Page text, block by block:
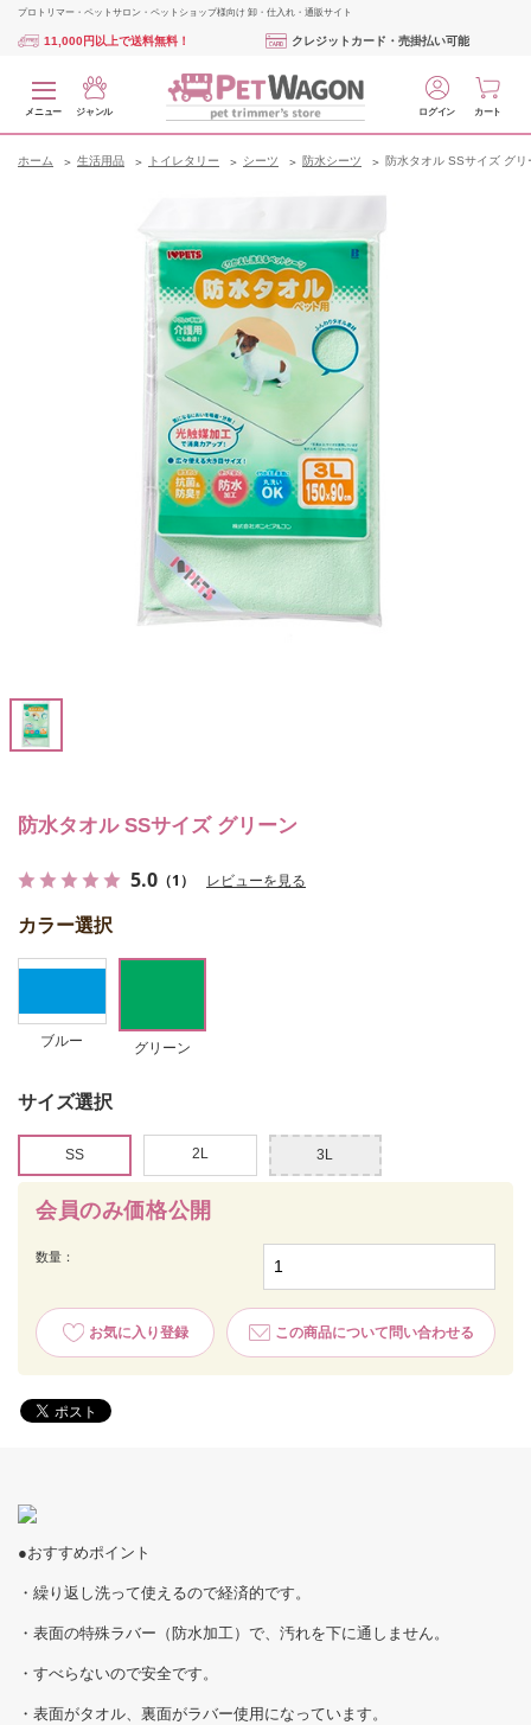
プロトリマー・ペットサロン・ペットショップ様向け 卸・仕入れ・通販サイト
11,000円以上で送料無料！ クレジットカード・売掛払い可能
メニュー ジャンル ログイン カート
ホーム 生活用品 トイレタリー シーツ 防水シーツ 防水タオル SSサイズ グリ
防水タオル SSサイズ グリーン
5.0 （1） レビューを見る
会員のみ価格公開
数量：
お気に入り登録 この商品について問い合わせる
カラー選択
ブルー グリーン
サイズ選択
SS 2L 3L
●おすすめポイント
・繰り返し洗って使えるので経済的です。
・表面の特殊ラバー（防水加工）で、汚れを下に通しません。
・すべらないので安全です。
・表面がタオル、裏面がラバー使用になっています。